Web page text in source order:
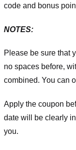
code and bonus
NOTES:
Please be sure that
no spaces before,
combined. You can
Apply the coupon
date will be clearly
you.